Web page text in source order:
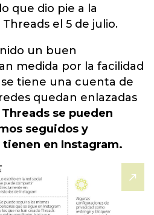
que dio pie a la
el 5 de julio.
un buen
medida por la facilidad
tiene una cuenta de
quedan enlazadas
Threads se pueden
seguidos y
en Instagram.